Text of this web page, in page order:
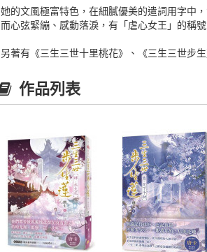
她的文風極富特色，在細膩優美的遣詞用字中
而心弦緊繃、感動落淚，有「虐心女王」的稱號
另著有《三生三世十里桃花》、《三生三世步
作品列表